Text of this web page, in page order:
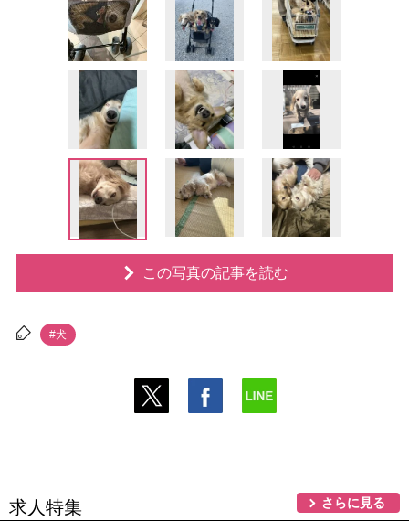
この写真の記事を読む
#犬
求人特集 さらに見る